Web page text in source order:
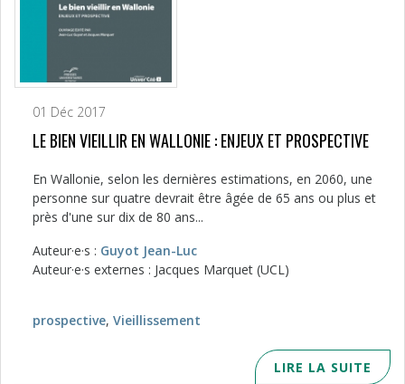
01 Déc 2017
LE BIEN VIEILLIR EN WALLONIE : ENJEUX ET PROSPECTIVE
En Wallonie, selon les dernières estimations, en 2060, une
personne sur quatre devrait être âgée de 65 ans ou plus et
près d'une sur dix de 80 ans...
Auteur·e·s : Guyot Jean-Luc
Auteur·e·s externes : Jacques Marquet (UCL)
prospective, Vieillissement
LIRE LA SUITE